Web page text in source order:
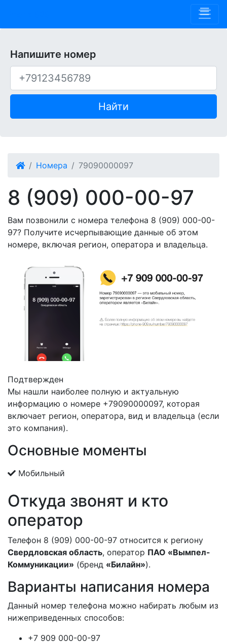
Напишите номер
Найти
Номера 79090000097
8 (909) 000-00-97
Вам позвонили с номера телефона 8 (909) 000-00-
97? Получите исчерпывающие данные об этом
номере, включая регион, оператора и владельца.
Подтвержден
Мы нашли наиболее полную и актуальную
информацию о номере +79090000097, которая
включает регион, оператора, вид и владельца (если
это компания).
Основные моменты
Мобильный
Откуда звонят и кто
оператор
Телефон 8 (909) 000-00-97 относится к региону
Свердловская область, оператор ПАО «Вымпел-
Коммуникации» (бренд «Билайн»).
Варианты написания номера
Данный номер телефона можно набирать любым из
нижеприведенных способов:
+7 909 000-00-97